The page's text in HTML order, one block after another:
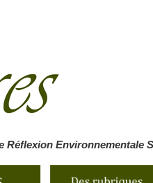
Réflexion Environnementale